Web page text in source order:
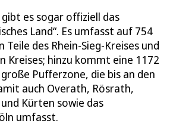
es sogar offiziell das
Land“. Es umfasst auf 754
des Rhein-Sieg-Kreises und
Kreises; hinzu kommt eine 1172
Pufferzone, die bis an den
auch Overath, Rösrath,
Kürten sowie das
umfasst.